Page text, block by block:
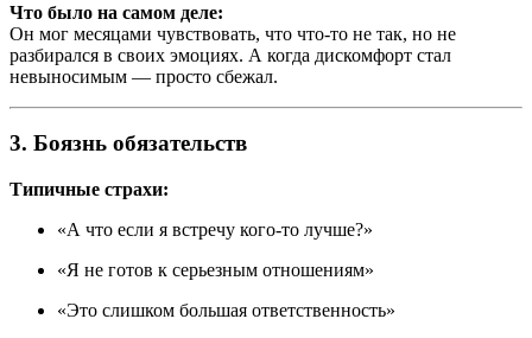
Что было на самом деле:
Он мог месяцами чувствовать, что что-то не так, но не
разбирался в своих эмоциях. А когда дискомфорт стал
невыносимым — просто сбежал.
3. Боязнь обязательств
Типичные страхи:
«А что если я встречу кого-то лучше?»
«Я не готов к серьезным отношениям»
«Это слишком большая ответственность»